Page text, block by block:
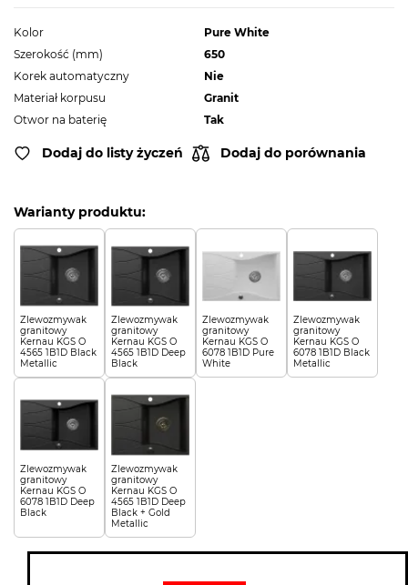
Kolor
Pure White
Szerokość (mm)
650
Korek automatyczny
Nie
Materiał korpusu
Granit
Otwor na baterię
Tak
Dodaj do listy życzeń Dodaj do porównania
Warianty produktu:
Zlewozmywak
granitowy
Kernau KGS O
4565 1B1D Black
Metallic
Zlewozmywak
granitowy
Kernau KGS O
4565 1B1D Deep
Black
Zlewozmywak
granitowy
Kernau KGS O
6078 1B1D Pure
White
Zlewozmywak
granitowy
Kernau KGS O
6078 1B1D Black
Metallic
Zlewozmywak
granitowy
Kernau KGS O
6078 1B1D Deep
Black
Zlewozmywak
granitowy
Kernau KGS O
4565 1B1D Deep
Black + Gold
Metallic